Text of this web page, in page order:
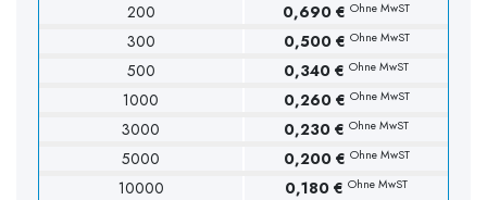
200 0,690 € Ohne MwST
300 0,500 € Ohne MwST
500 0,340 € Ohne MwST
1000 0,260 € Ohne MwST
3000 0,230 € Ohne MwST
5000 0,200 € Ohne MwST
10000 0,180 € Ohne MwST